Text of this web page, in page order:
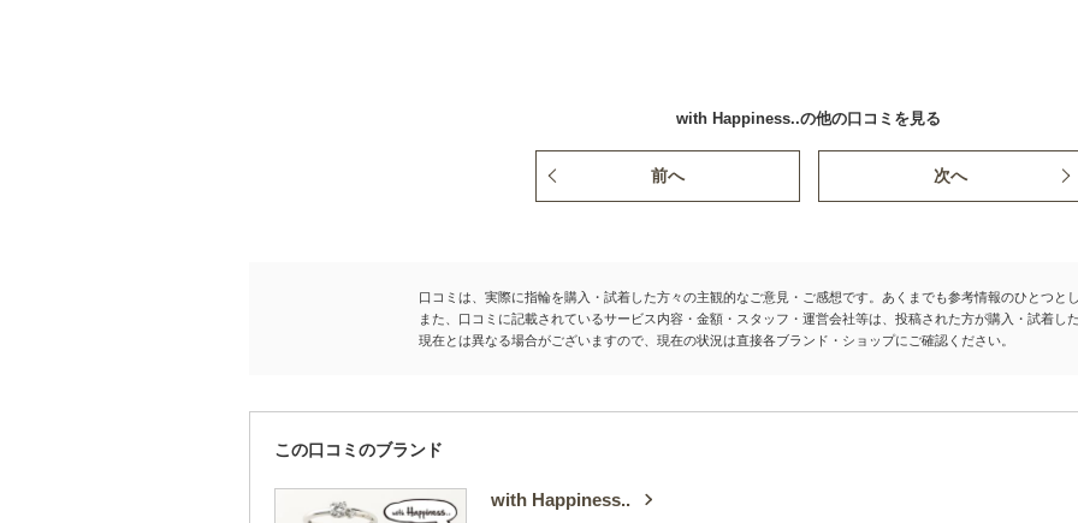
with Happiness..の他の口コミを見る
前へ 次へ
口コミは、実際に指輪を購入・試着した方々の主観的なご意見・ご感想です。あくまでも参考情報のひとつと
また、口コミに記載されているサービス内容・金額・スタッフ・運営会社等は、投稿された方が購入・試着し
現在とは異なる場合がございますので、現在の状況は直接各ブランド・ショップにご確認ください。
この口コミのブランド
with Happiness..